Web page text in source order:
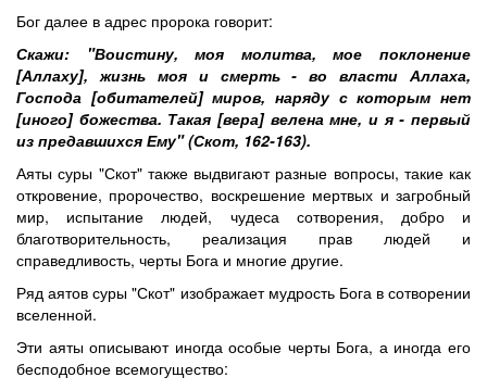
Бог далее в адрес пророка говорит:
Скажи: "Воистину, моя молитва, мое поклонение
[Аллаху], жизнь моя и смерть - во власти Аллаха,
Господа [обитателей] миров, наряду с которым нет
[иного] божества. Такая [вера] велена мне, и я - первый
из предавшихся Ему" (Скот, 162-163).
Аяты суры "Скот" также выдвигают разные вопросы, такие как
откровение, пророчество, воскрешение мертвых и загробный
мир, испытание людей, чудеса сотворения, добро и
благотворительность, реализация прав людей и
справедливость, черты Бога и многие другие.
Ряд аятов суры "Скот" изображает мудрость Бога в сотворении
вселенной.
Эти аяты описывают иногда особые черты Бога, а иногда его
бесподобное всемогущество: